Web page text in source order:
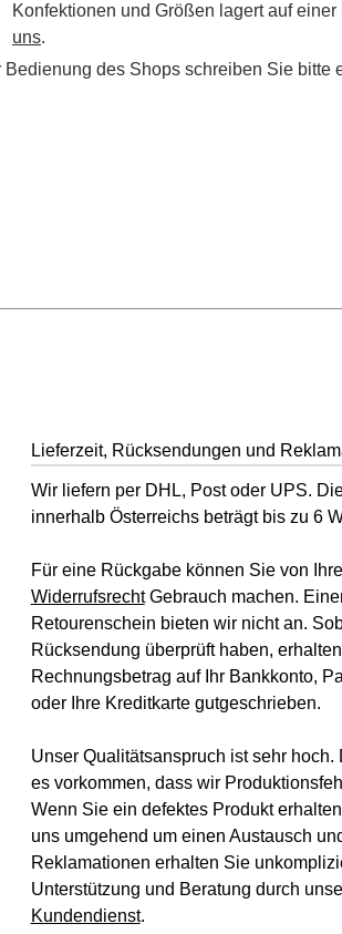
Konfektionen und Größen lagert auf
uns.
Bedienung des Shops schreiben Sie
Lieferzeit, Rücksendungen und
Wir liefern per DHL, Post oder UPS.
innerhalb Österreichs beträgt bis zu 6
Für eine Rückgabe können Sie von
WiderrufsrechtGebrauch machen.
Retourenschein bieten wir nicht an.
Rücksendung überprüft haben,
Rechnungsbetrag auf Ihr Bankkonto,
oder Ihre Kreditkarte gutgeschrieben.
Unser Qualitätsanspruch ist sehr hoch.
es vorkommen, dass wir
Wenn Sie ein defektes Produkt
uns umgehend um einen Austausch
Reklamationen erhalten Sie
Unterstützung und Beratung durch
Kundendienst.